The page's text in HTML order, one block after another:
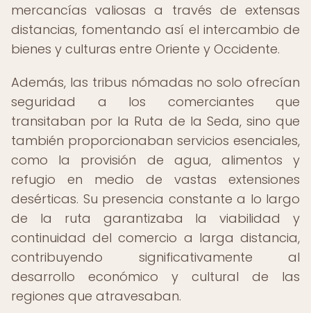
mercancías valiosas a través de extensas
distancias, fomentando así el intercambio de
bienes y culturas entre Oriente y Occidente.
Además, las tribus nómadas no solo ofrecían
seguridad a los comerciantes que
transitaban por la Ruta de la Seda, sino que
también proporcionaban servicios esenciales,
como la provisión de agua, alimentos y
refugio en medio de vastas extensiones
desérticas. Su presencia constante a lo largo
de la ruta garantizaba la viabilidad y
continuidad del comercio a larga distancia,
contribuyendo significativamente al
desarrollo económico y cultural de las
regiones que atravesaban.